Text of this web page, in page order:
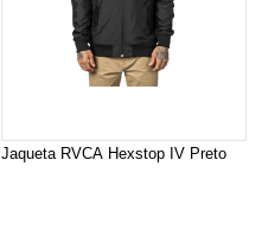
Jaqueta RVCA Hexstop IV Preto